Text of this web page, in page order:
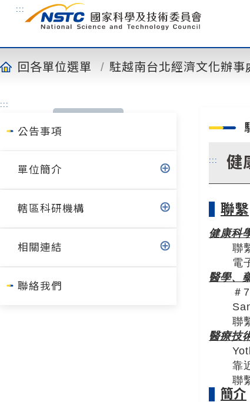
內
容
:::
回各單位選單 駐越南台北經濟文化辦事
:::
公告事項
單位簡介
轄區科研機構
相關連結
聯絡我們
::: 健
聯繫
健康科
聯
電
醫學、
＃
聯
醫療技
靠
聯
簡介